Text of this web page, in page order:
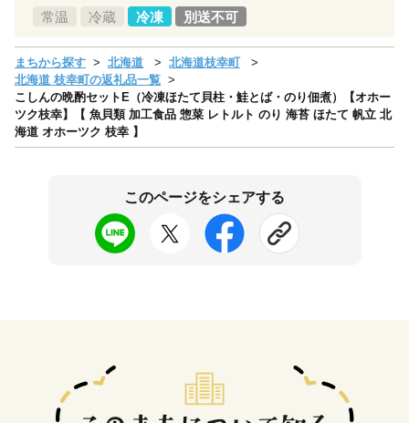
常温 冷蔵 冷凍 別送不可
まちから探す 北海道
北海道枝幸町
北海道 枝幸町の返礼品一覧
こしんの晩酌セットE（冷凍ほたて貝柱・鮭とば・のり佃煮）【オホー
ツク枝幸】【 魚貝類 加工食品 惣菜 レトルト のり 海苔 ほたて 帆立 北
海道 オホーツク 枝幸 】
このページをシェアする